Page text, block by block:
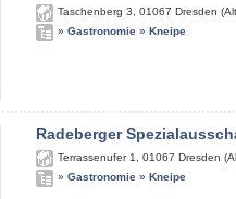
Taschenberg 3 01067 Dresden
» Gastronomie » Kneipe
Radeberger
Terrassenufer 1 01067 Dresden
» Gastronomie » Kneipe